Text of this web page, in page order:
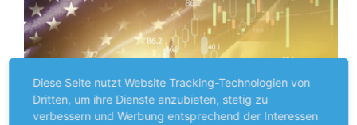
Diese Seite nutzt Website Tracking-Technologien von
Dritten, um ihre Dienste anzubieten, stetig zu
verbessern und Werbung entsprechend der Interessen